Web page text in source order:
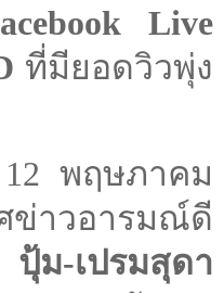
Live
ที่มียอดวิวพุ่ง
12 พฤษภาคม
ข่าวอารมณ์ดี
ปุ้ม-เปรมสุดา